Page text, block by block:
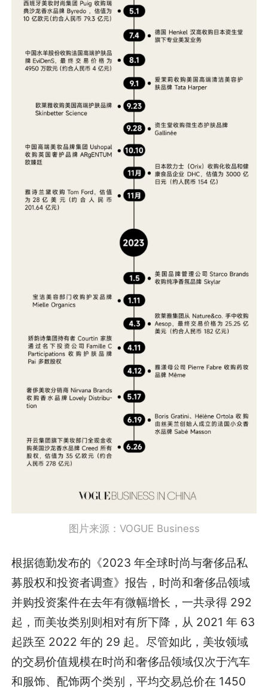
图片来源：VOGUE Business
根据德勤发布的《2023 年全球时尚与奢侈品私
募股权和投资者调查》报告，时尚和奢侈品领域
并购投资案件在去年有微幅增长，一共录得 292
起，而美妆类别则相对有所下降，从 2021 年 63
起跌至 2022 年的 29 起。尽管如此，美妆领域
的交易价值规模在时尚和奢侈品领域仅次于汽车
和服饰、配饰两个类别，平均交易总价在 1450